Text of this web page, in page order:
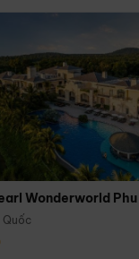
Wonderworld